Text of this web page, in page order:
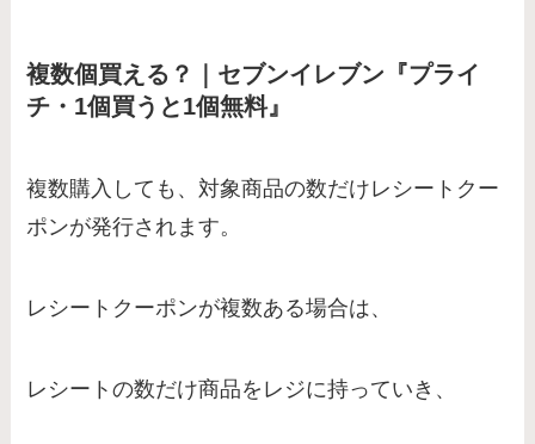
複数個買える？｜セブンイレブン『プライ
チ・1個買うと1個無料』
複数購入しても、対象商品の数だけレシートクー
ポンが発行されます。
レシートクーポンが複数ある場合は、
レシートの数だけ商品をレジに持っていき、